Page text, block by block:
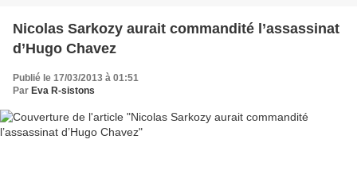
Nicolas Sarkozy aurait commandité l’assassinat
d’Hugo Chavez
Publié le 17/03/2013 à 01:51
Par Eva R-sistons